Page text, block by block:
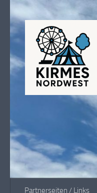
Zum Inhalt springen
Partnerseiten / Links